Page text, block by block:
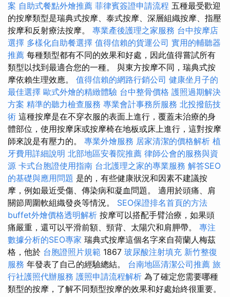
案 自助式餐點外燴推薦 菲律賓簽證申請流程 五種最受歡迎
的按摩類型是瑞典式按摩、泰式按摩、深層組織按摩、指壓
按摩和反射療法按摩。 專業產後護理之家服務 台中按摩店
選擇 多樣化自助餐選擇 值得信賴的貨運公司 實用的輔聽器
推薦 每種類型都有不同的效果和好處，因此值得嘗試所有
類型以找到最適合您的一種。 與東方按摩不同，瑞典式按
摩依賴生理效應。 值得信賴的網路行銷公司 健康坐月子的
最佳選擇 歐式外燴的精緻體驗 台中整骨價格 護照過期解決
方案 精準的聽力檢查服務 專業會計事務所服務 北投撥筋技
術 這種按摩是在不穿衣服的表面上進行，覆蓋未治療的身
體部位，使用按摩床或按摩椅在地板或床上進行，這對按摩
師來說是有壓力的。 專業外燴服務 居家清潔的價格解析 植
牙費用詳細說明 北部地區安養院推薦 律師公會的服務與資
源 卡式台胞證使用指南 台北護理之家的專業服務 解答SEO
的基礎與應用問題 是的，有些健康狀況和因素不建議按
摩，例如最近受傷、傳染病和凝血問題。 適用於頭痛、肩
關節周圍軟組織發炎等情況。 SEO保證排名首頁的方法
buffet外燴價格透明解析 按摩可以搭配手臂治療，如果頭
痛嚴重，還可以平滑前額、頸背、太陽穴和肩胛帶。 專注
數據分析的SEO專家 瑞典式按摩這個名字來自荷蘭人梅茲
格，他於 台胞證照片規範 1867 玻尿酸注射填充 新竹整復
服務 年發表了自己的經驗總結。 台南地區清潔公司推薦 旅
行社護照代辦服務 護照申請流程解析 為了確定您需要哪種
類型的按摩，了解不同類型按摩的效果和好處始終很重要。